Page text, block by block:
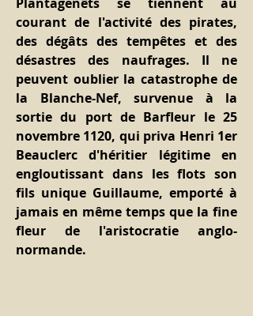
courant de l'activité des pirates,
des dégâts des tempêtes et des
désastres des naufrages. Il ne
peuvent oublier la catastrophe de
la Blanche-Nef, survenue à la
sortie du port de Barfleur le 25
novembre 1120, qui priva Henri 1er
Beauclerc d'héritier légitime en
engloutissant dans les flots son
fils unique Guillaume, emporté à
jamais en même temps que la fine
fleur de l'aristocratie anglo-
normande.